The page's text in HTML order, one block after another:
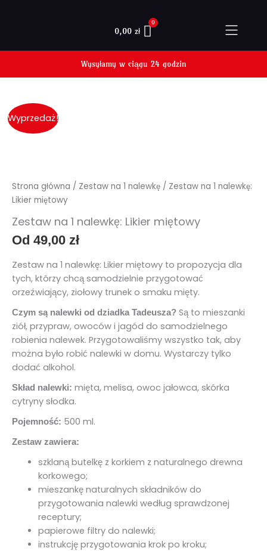
0,00zł
Wyprzedaż!
Strona główna / Zestaw na 1 nalewkę / Zestaw na 1 nalewkę:
Likier miętowy
Zestaw na 1 nalewkę: Likier miętowy
Od 49,00 zł
Zestaw na 1 nalewkę: Likier miętowy to propozycja dla
tych, którzy chcą samodzielnie przygotować
orzeźwiający, ziołowy trunek o smaku mięty.
Czym są nalewki od dziadka Tadeusza? Są to mieszanki
ziół, przypraw, owoców i jagód do samodzielnego
robienia nalewek. Przygotowaliśmy wszystko tak, aby
można było robić nalewki w domu. Wystarczy tylko
dodać alkohol.
Skład nalewki: mięta, melisa, owoc jałowca, skórka
cytryny słodka.
Pojemność: 500 ml.
Zestaw zawiera:
szklaną butelkę z korkiem z naturalnego drewna
korkowego;
mieszankę naturalnych składników do
przygotowania nalewki według sprawdzonej
receptury;
papierowe filtry do nalewki;
instrukcję przygotowania krok po kroku;
ilość
Zestaw
Likier
miętowy